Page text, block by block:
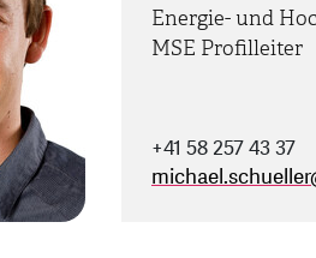
Energie- und
MSE Profilleiter
+41 58 257 43 37
michael.schueller